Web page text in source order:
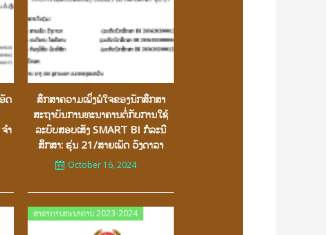
ດ
ຳ
ສຶກສາຄວາມເພິ່ງພໍໃຈຂອງນັກສຶກສາ
ສະຖາບັນການທະນາຄານຕໍ່ກັບການໃຊ້
ລະບົບສອບເສັງ SMART BI ກໍລະນີ
ສຶກສາ: ຮຸ່ນ 21/ສາຍເພັດ ວົງດາລາ
October 16, 2024
ສາຂາການທະນາຄານ 2023-2024
Posted
on